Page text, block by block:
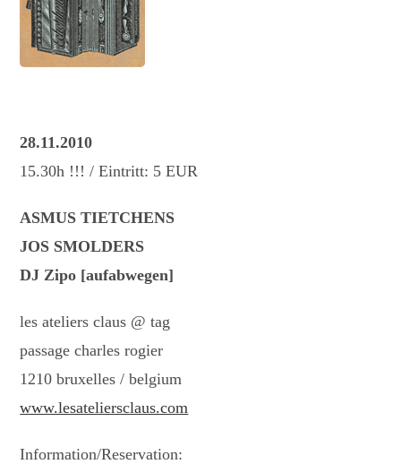
28.11.2010
15.30h !!! / Eintritt: 5 EUR
ASMUS TIETCHENS
JOS SMOLDERS
DJ Zipo [aufabwegen]
les ateliers claus @ tag
passage charles rogier
1210 bruxelles / belgium
www.lesateliersclaus.com
Information/Reservation: